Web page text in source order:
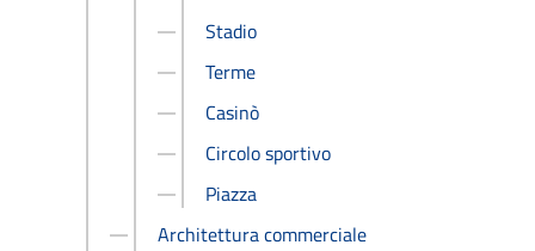
Stadio
Terme
Casinò
Circolo sportivo
Piazza
Architettura commerciale